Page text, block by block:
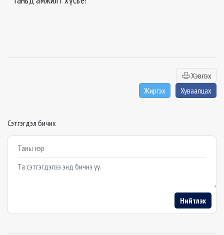
Хэвлэх
Жиргэх
Хуваалцах
Сэтгэгдэл бичих
Example textarea
Нийтлэх